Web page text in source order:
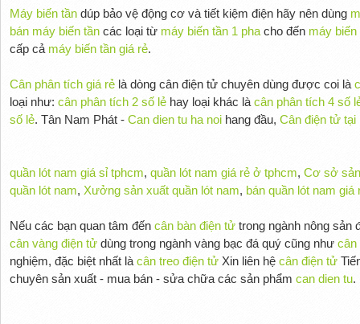
Máy biến tầndúp bảo vệ động cơ và tiết kiệm điện hãy nên dùng
bán máy biến tầncác loại từ máy biến tần 1 phacho đến máy biến
cấp cả máy biến tần giá rẻ.
Cân phân tích giá rẻlà dòng cân điện tử chuyên dùng được coi là
loại như: cân phân tích 2 số lẻ hay loại khác là cân phân tích 4 số
số lẻ. Tân Nam Phát - Can dien tu ha noihang đầu, Cân điện tử tại
quần lót nam giá sỉ tphcm, quần lót nam giá rẻ ở tphcm, Cơ sở
quần lót nam, Xưởng sản xuất quần lót nam, bán quần lót nam giá
Nếu các bạn quan tâm đến cân bàn điện tửtrong ngành nông sản
cân vàng điện tửdùng trong ngành vàng bạc đá quý cũng như cân
nghiệm, đặc biệt nhất là cân treo điện tửXin liên hệ cân điện tử
chuyên sản xuất - mua bán - sửa chữa các sản phẩm can dien tu.